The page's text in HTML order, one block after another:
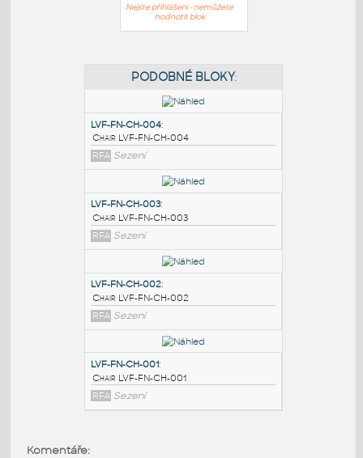
Nejste přihlášeni - nemůžete
hodnotit blok
PODOBNÉ BLOKY
LVF-FN-CH-004
Chair LVF-FN-CH-004
RFA Sezení
LVF-FN-CH-003:
Chair LVF-FN-CH-003
RFA Sezení
Komentáře: